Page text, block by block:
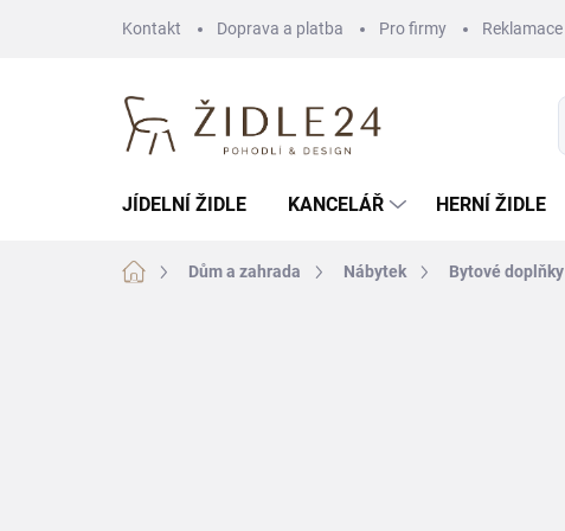
Kontakt Doprava a platba Pro firmy Reklamace
JÍDELNÍ ŽIDLE KANCELÁŘ HERNÍ ŽIDLE
Domů Dům a zahrada Nábytek Bytové doplňky